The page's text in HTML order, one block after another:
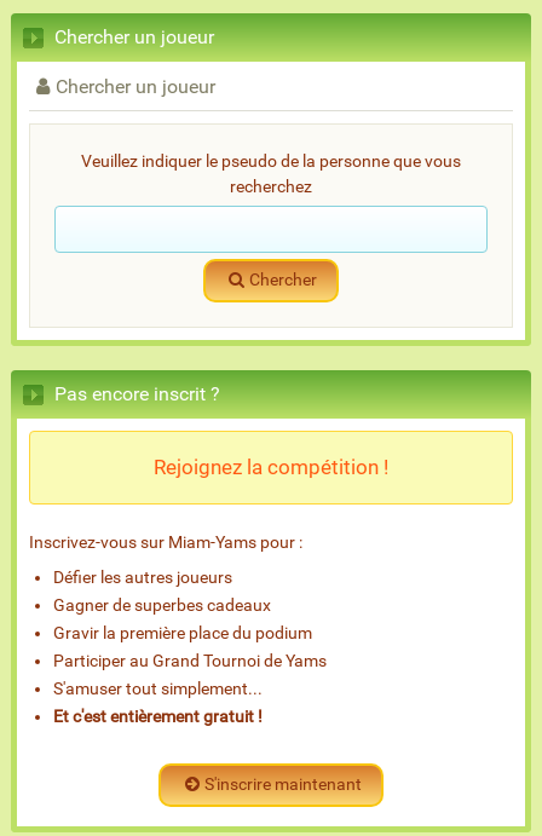
Chercher un joueur
Chercher un joueur
Veuillez indiquer le pseudo de la personne que vous
recherchez
Chercher
Pas encore inscrit ?
Rejoignez la compétition !
Inscrivez-vous sur Miam-Yams pour :
Défier les autres joueurs
Gagner de superbes cadeaux
Gravir la première place du podium
Participer au Grand Tournoi de Yams
S'amuser tout simplement...
Et c'est entièrement gratuit !
S'inscrire maintenant